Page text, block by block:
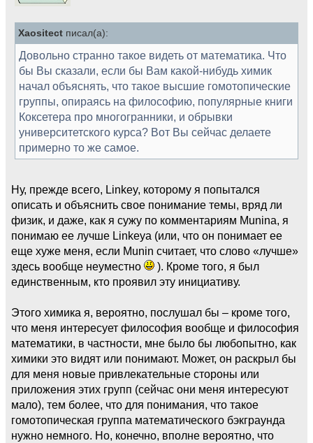
Xaositect писал(а):
Довольно странно такое видеть от математика. Что
бы Вы сказали, если бы Вам какой-нибудь химик
начал объяснять, что такое высшие гомотопические
группы, опираясь на философию, популярные книги
Коксетера про многогранники, и обрывки
университетского курса? Вот Вы сейчас делаете
примерно то же самое.
Ну, прежде всего, Linkey, которому я попытался
описать и объяснить свое понимание темы, вряд ли
физик, и даже, как я сужу по комментариям Munina, я
понимаю ее лучше Linkeya (или, что он понимает ее
еще хуже меня, если Munin считает, что слово «лучше»
здесь вообще неуместно
). Кроме того, я был
единственным, кто проявил эту инициативу.
Этого химика я, вероятно, послушал бы – кроме того,
что меня интересует философия вообще и философия
математики, в частности, мне было бы любопытно, как
химики это видят или понимают. Может, он раскрыл бы
для меня новые привлекательные стороны или
приложения этих групп (сейчас они меня интересуют
мало), тем более, что для понимания, что такое
гомотопическая группа математического бэкграунда
нужно немного. Но, конечно, вполне вероятно, что